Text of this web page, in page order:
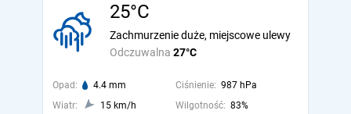
25°C
Odczuwalna 27°C
Zachmurzenie duże, miejscowe ulewy
Opad: 4.4 mm Ciśnienie: 987 hPa
Wiatr:
15 km/h Wilgotność: 83%